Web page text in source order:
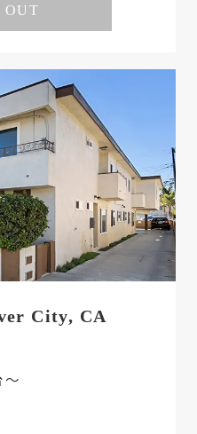
OUT
City, CA